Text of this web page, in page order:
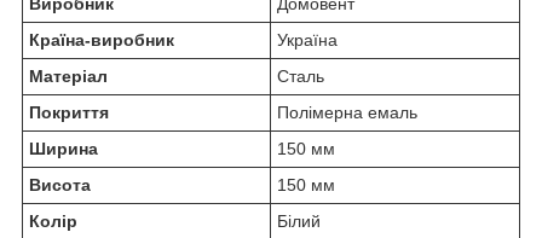
Виробник
Домовент
Країна-виробник
Україна
Матеріал
Сталь
Покриття
Полімерна емаль
Ширина
150 мм
Висота
150 мм
Колір
Білий